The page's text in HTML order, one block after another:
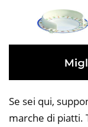
Se sei qui,
marche di piatti.